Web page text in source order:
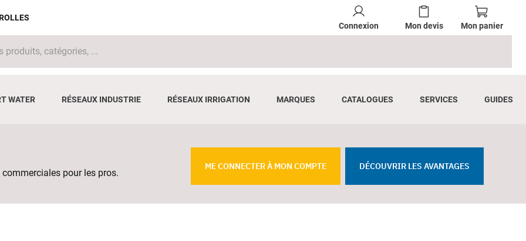
Connexion Mon devis Mon panier
WATER RÉSEAUX INDUSTRIE RÉSEAUX IRRIGATION MARQUES CATALOGUES SERVICES GUIDES
pour les pros.
ME CONNECTER À MON COMPTE DÉCOUVRIR LES AVANTAGES